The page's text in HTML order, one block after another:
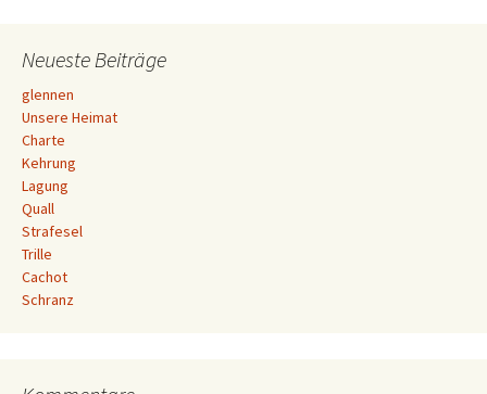
Navigation
Neueste Beiträge
glennen
Unsere Heimat
Charte
Kehrung
Lagung
Quall
Strafesel
Trille
Cachot
Schranz